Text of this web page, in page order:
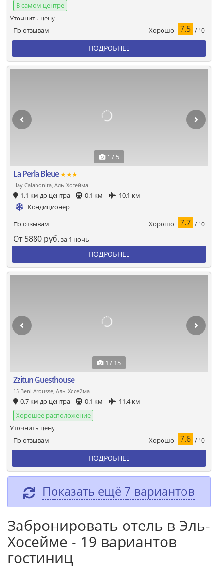
В самом центре
По отзывам Хорошо 7.5 / 10
Уточнить цену
ПОДРОБНЕЕ
1 / 5
La Perla Bleue★★★
Hay Calabonita, Аль-Хосейма
1.1 км до центра 0.1 км
10.1 км
Кондиционер
По отзывам Хорошо 7.7 / 10
От 5880 руб. за 1 ночь
ПОДРОБНЕЕ
1 / 15
Zzitun Guesthouse
15 Beni Arousse, Аль-Хосейма
0.7 км до центра 0.1 км
11.4 км
Хорошее расположение
По отзывам Хорошо 7.6 / 10
Уточнить цену
ПОДРОБНЕЕ
Показать ещё 7 вариантов
Забронировать отель в Эль-
Хосейме - 19 вариантов
гостиниц